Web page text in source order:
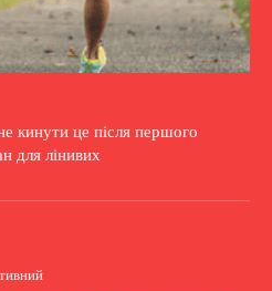
кинути це після першого
для лінивих